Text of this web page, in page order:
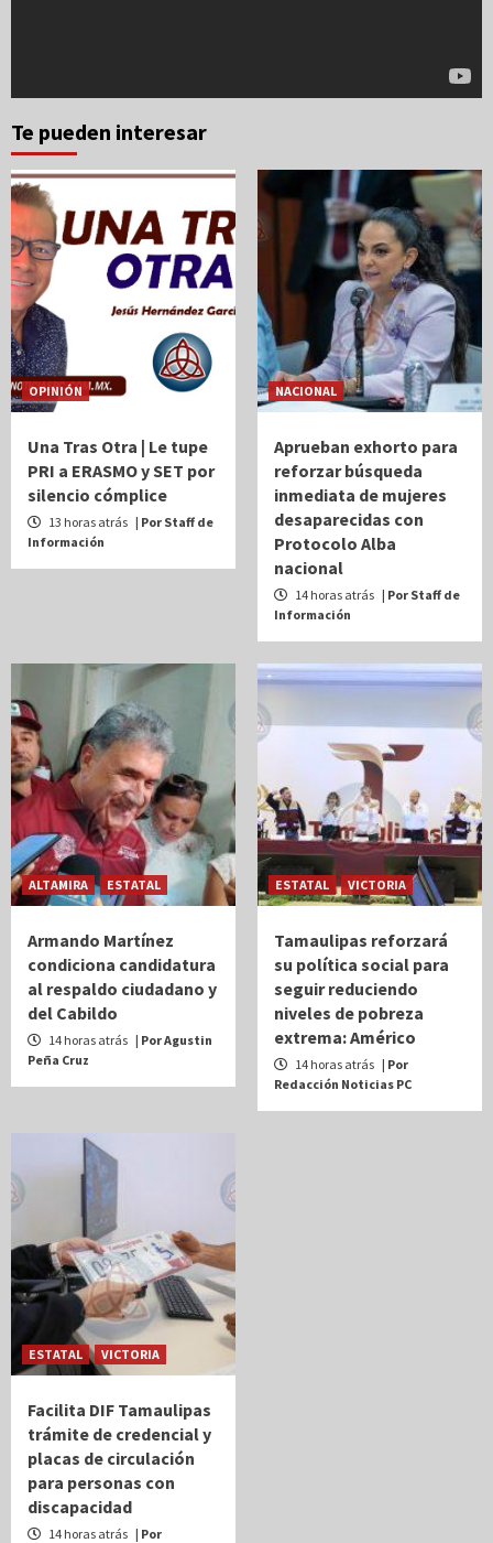
Te pueden interesar
OPINIÓN
Una Tras Otra | Le tupe
PRI a ERASMO y SET por
silencio cómplice
13 horas atrás | Por Staff de
Información
NACIONAL
Aprueban exhorto para
reforzar búsqueda
inmediata de mujeres
desaparecidas con
Protocolo Alba
nacional
14 horas atrás | Por Staff de
Información
ALTAMIRA ESTATAL
Armando Martínez
condiciona candidatura
al respaldo ciudadano y
del Cabildo
14 horas atrás | Por Agustin
Peña Cruz
ESTATAL VICTORIA
Tamaulipas reforzará
su política social para
seguir reduciendo
niveles de pobreza
extrema: Américo
14 horas atrás | Por
Redacción Noticias PC
ESTATAL VICTORIA
Facilita DIF Tamaulipas
trámite de credencial y
placas de circulación
para personas con
discapacidad
14 horas atrás | Por